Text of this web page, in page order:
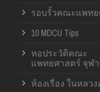
รอบรั้วคณะแพท
10 MDCU Tips
หอประวัติคณะ
แพทยศาสตร์ จุฬ
ห้องเรื่อง ในหลว